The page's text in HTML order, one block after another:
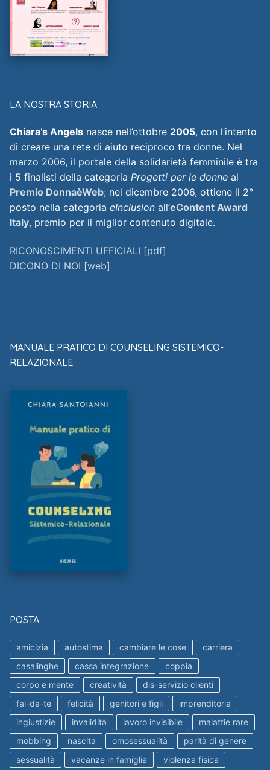
LA NOSTRA STORIA
Chiara’s Angels nasce nell’ottobre 2005, con l’intento
di creare una rete di aiuto reciproco tra donne. Nel
marzo 2006, il portale della solidarietà femminile è tra
i 5 finalisti della categoria Progetti per le donne al
Premio DonnaèWeb; nel dicembre 2006, ottiene il 2°
posto nella categoria eInclusion all’eContent Award
Italy, premio per il miglior contenuto digitale.
RICONOSCIMENTI UFFICIALI [pdf]
DICONO DI NOI [web]
MANUALE PRATICO DI COUNSELING SISTEMICO-
RELAZIONALE
POSTA
amicizia autostima cambiare le cose
carriera
casalinghe
cassa integrazione
coppia
corpo e mente
creatività
dis-servizio clienti
fai-da-te
felicità genitori e figli
imprenditoria
ingiustizie
invalidità lavoro invisibile
malattie rare
mobbing
nascita omosessualità
parità di genere
sessualità
vacanze in famiglia violenza fisica